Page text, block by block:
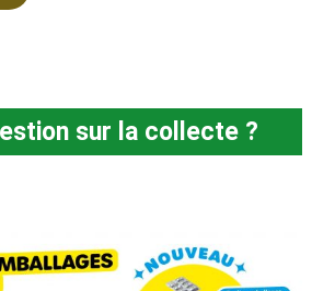
sur la collecte ?